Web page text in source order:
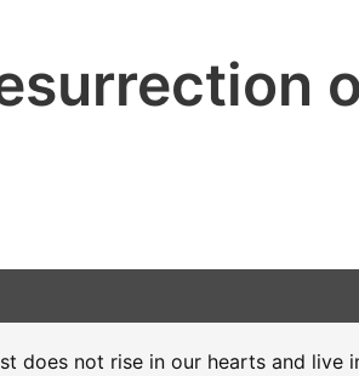
does not rise in our hearts and